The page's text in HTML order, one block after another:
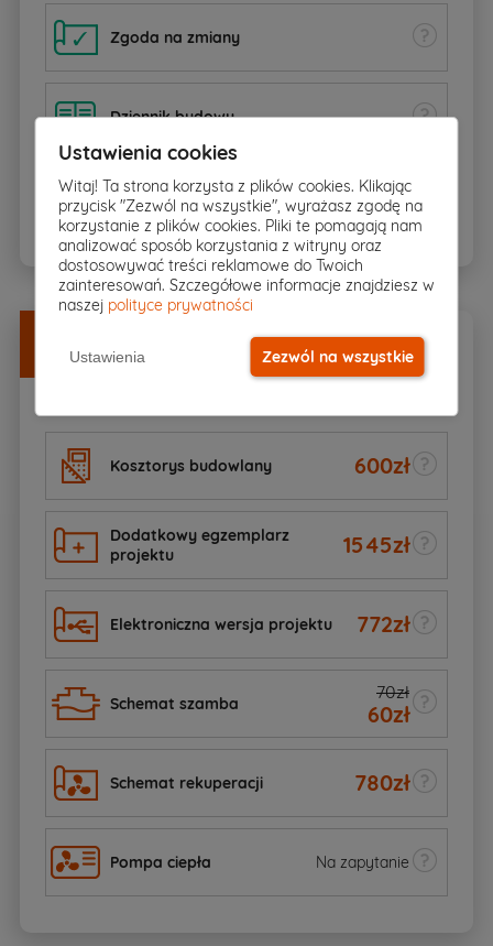
Zgoda na zmiany
Dziennik budowy
BIOZ
DOBREJ CENIE
Zamów razem z projektem
Kosztorys budowlany 600zł
Dodatkowy egzemplarz
projektu
1545zł
Elektroniczna wersja projektu 772zł
Schemat szamba
70zł
60zł
Schemat rekuperacji 780zł
Pompa ciepła Na zapytanie
Ustawienia cookies
Witaj! Ta strona korzysta z plików cookies. Klikając
przycisk "Zezwól na wszystkie", wyrażasz zgodę na
korzystanie z plików cookies. Pliki te pomagają nam
analizować sposób korzystania z witryny oraz
dostosowywać treści reklamowe do Twoich
zainteresowań. Szczegółowe informacje znajdziesz w
naszej polityce prywatności
Ustawienia Zezwól na wszystkie